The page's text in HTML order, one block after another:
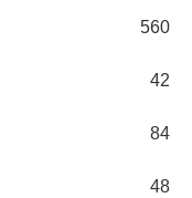
560
42
84
48